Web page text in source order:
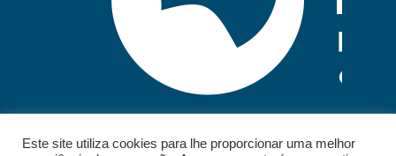
Este site utiliza cookies para lhe proporcionar uma melhor